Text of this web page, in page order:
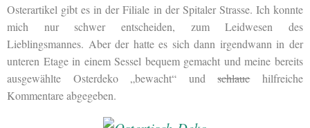
Osterartikel gibt es in der Filiale in der Spitaler Strasse. Ich konnte
mich nur schwer entscheiden, zum Leidwesen des
Lieblingsmannes. Aber der hatte es sich dann irgendwann in der
unteren Etage in einem Sessel bequem gemacht und meine bereits
ausgewählte Osterdeko „bewacht“ undschlauehilfreiche
Kommentare abgegeben.